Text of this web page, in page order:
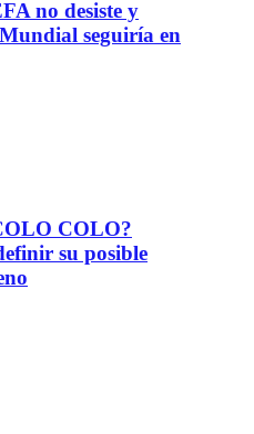
no desiste y
seguiría en
COLO?
su posible